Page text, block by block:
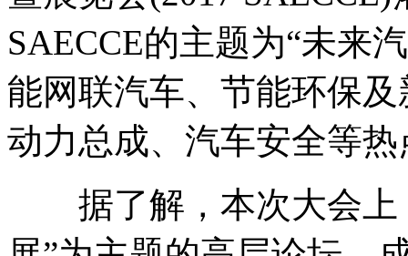
SAECCE的主题为“未来
能网联汽车、节能环保
动力总成、汽车安全等
据了解，本次大会上